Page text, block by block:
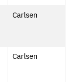
Carlsen
Carlsen